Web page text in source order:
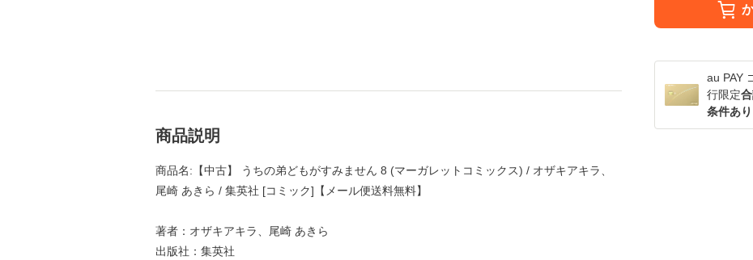
au PAY
行限定
条件あり
商品説明
商品名:【中古】 うちの弟どもがすみません 8 (マーガレットコミックス) / オザキアキラ、
尾崎 あきら / 集英社 [コミック]【メール便送料無料】
著者：オザキアキラ、尾崎 あきら
出版社：集英社